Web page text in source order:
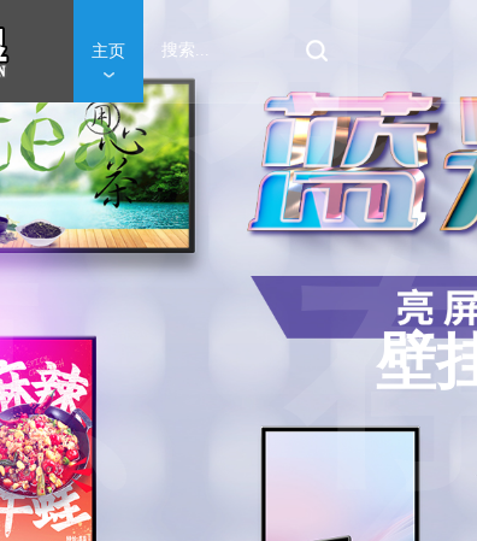
主页
壁